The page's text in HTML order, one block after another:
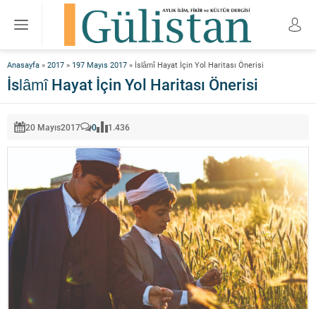
Anasayfa » 2017 » 197 Mayıs 2017 » İslâmî Hayat İçin Yol Haritası Önerisi
İslâmî Hayat İçin Yol Haritası Önerisi
20 Mayıs2017 0 1.436